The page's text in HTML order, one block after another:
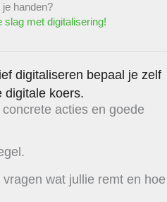
handen?
slag met digitalisering!
digitaliseren bepaal je zelf
digitale koers.
acties en goede
wat jullie remt en hoe